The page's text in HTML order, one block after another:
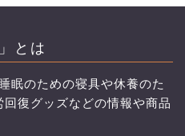
とは
眠のための寝具や休養のた
復グッズなどの情報や商品